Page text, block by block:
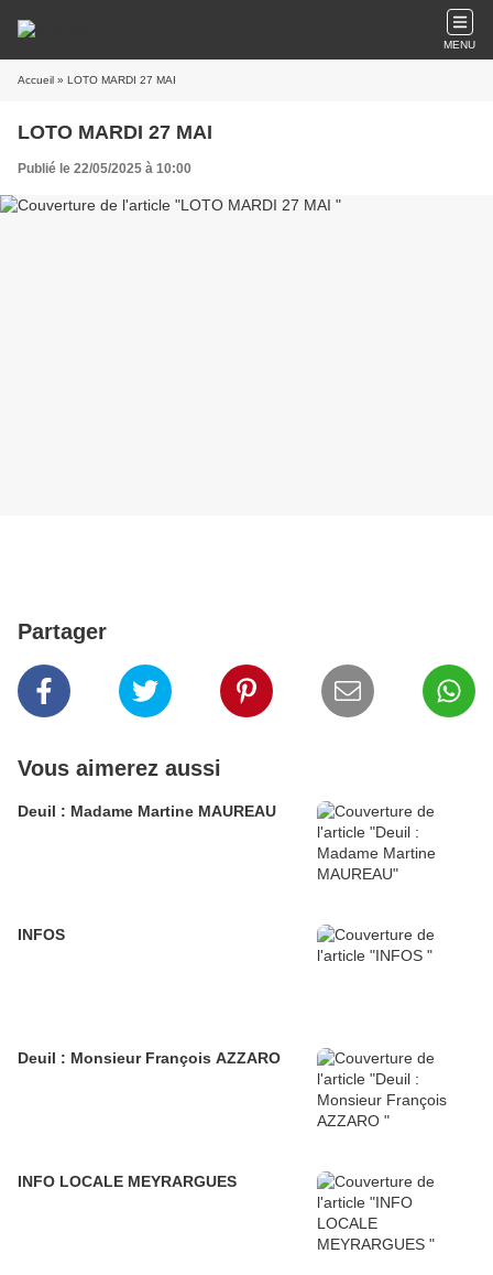
MENU
Accueil » LOTO MARDI 27 MAI
LOTO MARDI 27 MAI
Publié le 22/05/2025 à 10:00
Partager
Vous aimerez aussi
Deuil : Madame Martine MAUREAU
INFOS
Deuil : Monsieur François AZZARO
INFO LOCALE MEYRARGUES